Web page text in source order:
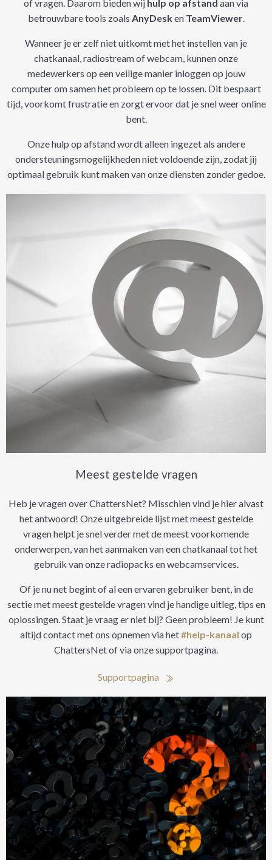
of vragen. Daarom bieden wij hulp op afstand aan via
betrouwbare tools zoals AnyDesken TeamViewer.
Wanneer je er zelf niet uitkomt met het instellen van je
chatkanaal, radiostream of webcam, kunnen onze
medewerkers op een veilige manier inloggen op jouw
computer om samen het probleem op te lossen. Dit bespaart
tijd, voorkomt frustratie en zorgt ervoor dat je snel weer online
bent.
Onze hulp op afstand wordt alleen ingezet als andere
ondersteuningsmogelijkheden niet voldoende zijn, zodat jij
optimaal gebruik kunt maken van onze diensten zonder gedoe.
Meest gestelde vragen
Heb je vragen over ChattersNet? Misschien vind je hier alvast
het antwoord! Onze uitgebreide lijst met meest gestelde
vragen helpt je snel verder met de meest voorkomende
onderwerpen, van het aanmaken van een chatkanaal tot het
gebruik van onze radiopacks en webcamservices.
Of je nu net begint of al een ervaren gebruiker bent, in de
sectie met meest gestelde vragen vind je handige uitleg, tips en
oplossingen. Staat je vraag er niet bij? Geen probleem! Je kunt
altijd contact met ons opnemen via het#help-kanaal op
ChattersNet of via onze supportpagina.
Supportpagina